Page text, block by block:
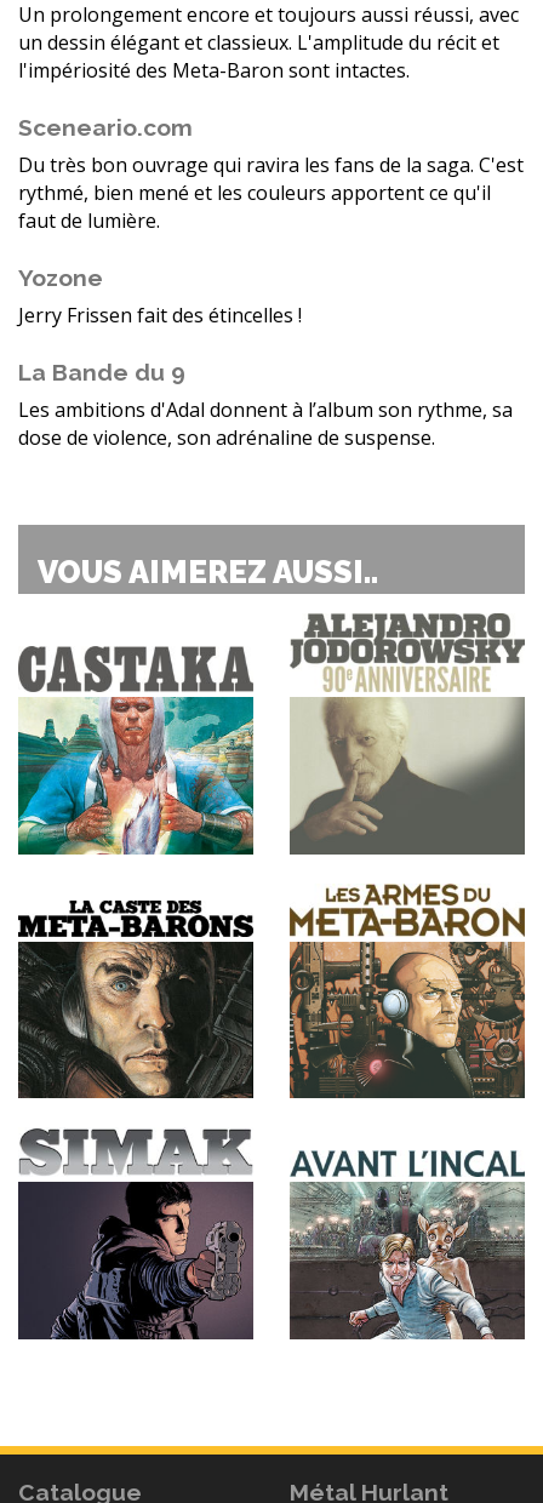
Un prolongement encore et toujours aussi réussi, avec
un dessin élégant et classieux. L'amplitude du récit et
l'impériosité des Meta-Baron sont intactes.
Sceneario.com
Du très bon ouvrage qui ravira les fans de la saga. C'est
rythmé, bien mené et les couleurs apportent ce qu'il
faut de lumière.
Yozone
Jerry Frissen fait des étincelles !
La Bande du 9
Les ambitions d'Adal donnent à l’album son rythme, sa
dose de violence, son adrénaline de suspense.
VOUS AIMEREZ AUSSI..
Catalogue Métal Hurlant